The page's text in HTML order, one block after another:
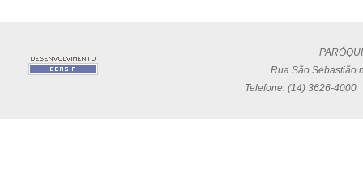
Rua São Sebastião
Telefone: (14) 3626-